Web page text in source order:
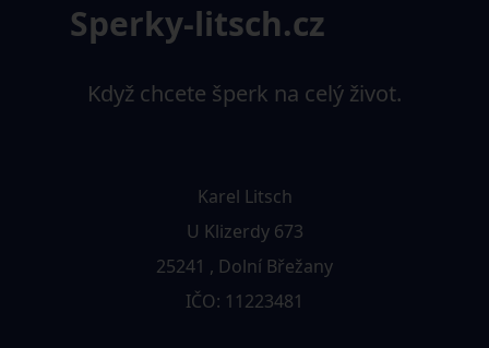
Sperky-litsch.cz
Když chcete šperk na celý život.
Karel Litsch
U Klizerdy 673
25241 , Dolní Břežany
IČO: 11223481